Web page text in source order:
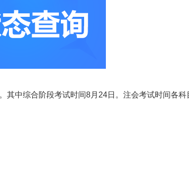
其中综合阶段考试时间8月24日。注会考试时间各科